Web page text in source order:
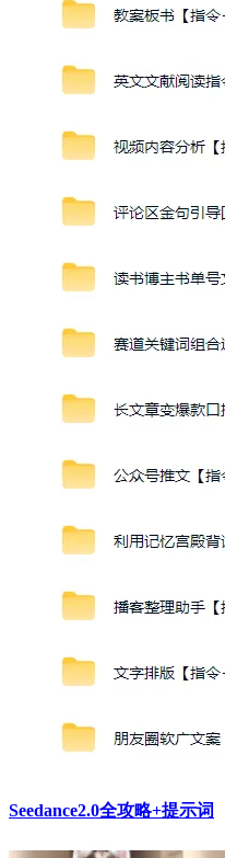
Seedance2.0全攻略+提示词